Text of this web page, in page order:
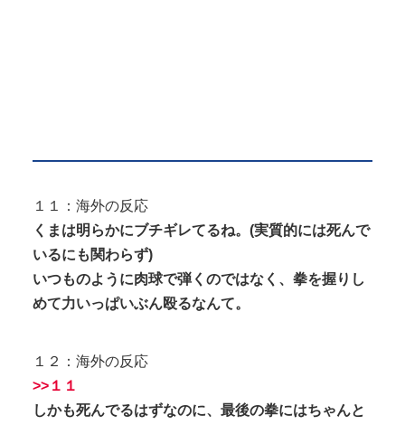
１１：海外の反応
くまは明らかにブチギレてるね。(実質的には死んで
いるにも関わらず)
いつものように肉球で弾くのではなく、拳を握りし
めて力いっぱいぶん殴るなんて。
１２：海外の反応
>>１１
しかも死んでるはずなのに、最後の拳にはちゃんと